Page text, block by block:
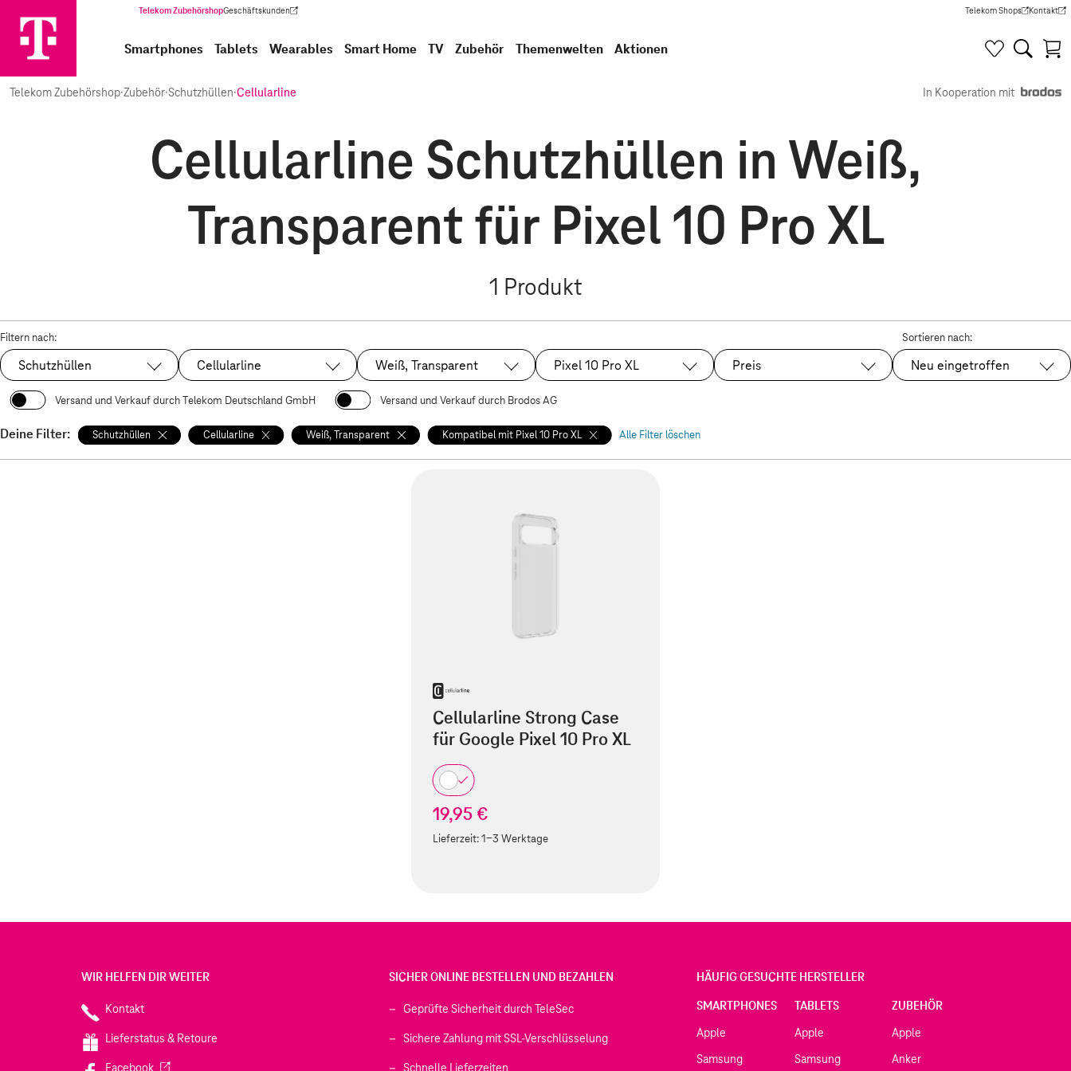
Telekom ZubehörshopGeschäftskunden
(Wird in einem neuen Tab geöffnet) Telekom Shops
(Wird in einem neuen Tab
Kontakt
(Wird in
Smartphones Tablets Wearables Smart Home TV Zubehör Themenwelten Aktionen
Telekom Zubehörshop·Zubehör·Schutzhüllen·Cellularline In Kooperation mit
Cellularline Schutzhüllen in Weiß,
Transparent für Pixel 10 Pro XL
1 Produkt
Filtern nach:
Ausgewählt:
Schutzhüllen Ausgewählt:
Cellularline Ausgewählt:
Weiß, Transparent Ausgewählt:
Pixel 10 Pro XL Preis
Sortieren nach:
Ausgewählt:
Neu eingetroffen
Versand und Verkauf durch Telekom Deutschland GmbH Versand und Verkauf durch Brodos AG
Deine Filter: Schutzhüllen Cellularline Weiß, Transparent Kompatibel mit Pixel 10 Pro XL Alle Filter löschen
Cellularline Strong Case
für Google Pixel 10 Pro XL
19,95 €
Lieferzeit:1-3 Werktage
WIR HELFEN DIR WEITER
Kontakt
Lieferstatus & Retoure
Facebook(Wird in einem neuen Tab geöffnet)
SICHER ONLINE BESTELLEN UND BEZAHLEN
Geprüfte Sicherheit durch TeleSec
Sichere Zahlung mit SSL-Verschlüsselung
Schnelle Lieferzeiten
HÄUFIG GESUCHTE HERSTELLER
SMARTPHONES
Apple
Samsung
TABLETS
Apple
Samsung
ZUBEHÖR
Apple
Anker